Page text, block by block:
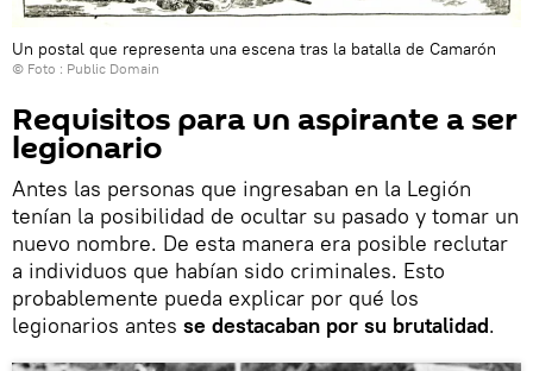
Un postal que representa una escena tras la batalla de Camarón
© Foto : Public Domain
Requisitos para un aspirante a ser
legionario
Antes las personas que ingresaban en la Legión
tenían la posibilidad de ocultar su pasado y tomar un
nuevo nombre. De esta manera era posible reclutar
a individuos que habían sido criminales. Esto
probablemente pueda explicar por qué los
legionarios antes se destacaban por su brutalidad.